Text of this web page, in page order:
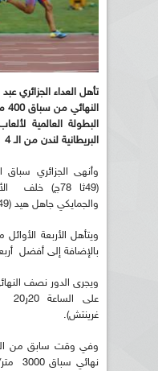
تأهل العداء الجزائري
البطولة العالمية
البريطانية لندن من الـ 4 إلى الـ 13أوت.
وأنهى الجزائري سباق
والجمايكي جاهل هيد (49ثا 72ج).
ويتأهل الأربعة
بالإضافة إلى أفضل
غرينتش).
وفي وقت سابق من